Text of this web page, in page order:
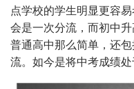
点学校的学生明显更容
会是一次分流，而初中
普通高中那么简单，还
流。如今是将中考成绩